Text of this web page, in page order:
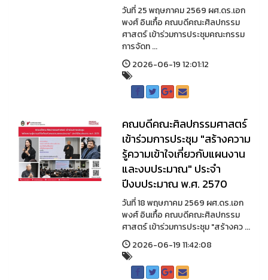
วันที่ 25 พฤษภาคม 2569 ผศ.ดร.เอก
พงศ์ อินเกื้อ คณบดีคณะศิลปกรรม
ศาสตร์ เข้าร่วมการประชุมคณะกรรม
การจัดท ...
2026-06-19 12:01:12
คณบดีคณะศิลปกรรมศาสตร์
เข้าร่วมการประชุม "สร้างความ
รู้ความเข้าใจเกี่ยวกับแผนงาน
และงบประมาณ" ประจำ
ปีงบประมาณ พ.ศ. 2570
วันที่ 18 พฤษภาคม 2569 ผศ.ดร.เอก
พงศ์ อินเกื้อ คณบดีคณะศิลปกรรม
ศาสตร์ เข้าร่วมการประชุม "สร้างคว ...
2026-06-19 11:42:08